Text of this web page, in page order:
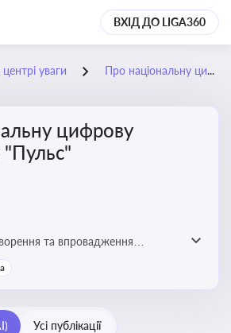
ВХІД ДО LIGA360
уваги Про національну цифрову платформу "Пульс"
цифрову
та впровадження
«Пульс», яка має на меті
прозору і зручну взаємодію
Усі публікації